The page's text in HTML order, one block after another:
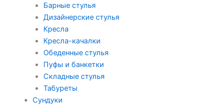
Барные стулья
Дизайнерские стулья
Кресла
Кресла-качалки
Обеденные стулья
Пуфы и банкетки
Складные стулья
Табуреты
Сундуки